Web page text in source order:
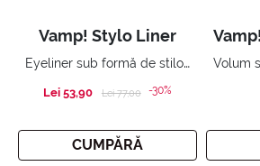
Vamp! Stylo Liner
Eyeliner sub formă de stilou – de lungă durată
Lei 53,90 Price reduced from
Lei 77,00to-30%
CUMPĂRĂ